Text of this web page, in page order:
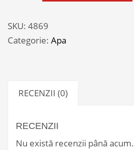
PLATA
(2.0
SKU: 4869
Categorie: Apa
RECENZII (0)
RECENZII
Nu există recenzii până acum.